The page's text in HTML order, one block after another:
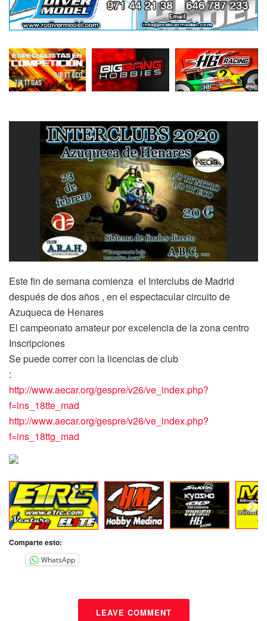
Este fin de semana comienza el Interclubs de Madrid
después de dos años , en el espectacular circuito de
Azuqueca de Henares
El campeonato amateur por excelencia de la zona centro
Inscripciones
Se puede correr con la licencias de club
:
http://www.aecar.org/gespre/v26/ve_index.php?
f=ins_18tte_mad
http://www.aecar.org/gespre/v26/ve_index.php?
f=ins_18ttg_mad
Comparte esto:
WhatsApp
LEAVE COMMENT